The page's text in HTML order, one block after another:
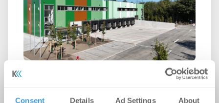
Consent Details Ad Settings About
OMNIDOCKS und PRODAC stellen